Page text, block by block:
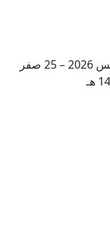
السبت, 08 أغسطس 2026 – 25 صفر
هـ